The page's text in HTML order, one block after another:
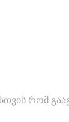
რომ